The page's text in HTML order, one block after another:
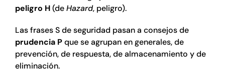
peligro H(deHazard, peligro).
Las frases S de seguridad pasan a consejos de
prudencia Pque se agrupan en generales, de
prevención, de respuesta, de almacenamiento y de
eliminación.